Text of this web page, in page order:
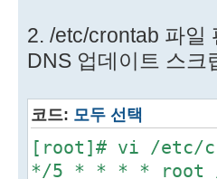
2. /etc/crontab 파일
DNS 업데이트 스크
코드: 모두 선택
[root]# vi /etc/
*/5 * * * * root /